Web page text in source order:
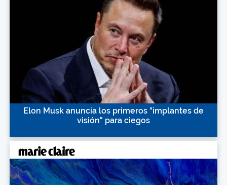
Elon Musk anuncia los primeros "implantes de
visión" para ciegos